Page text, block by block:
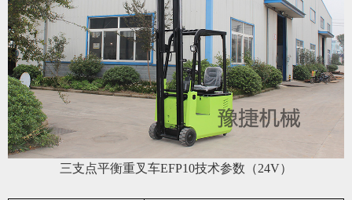
三支点平衡重叉车EFP10技术参数（24V）